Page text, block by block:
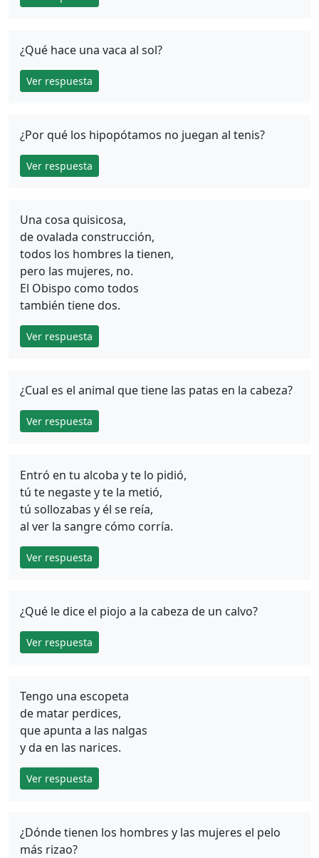
¿Qué hace una vaca al sol?
Ver respuesta
¿Por qué los hipopótamos no juegan al tenis?
Ver respuesta
Una cosa quisicosa,
de ovalada construcción,
todos los hombres la tienen,
pero las mujeres, no.
El Obispo como todos
también tiene dos.
Ver respuesta
¿Cual es el animal que tiene las patas en la cabeza?
Ver respuesta
Entró en tu alcoba y te lo pidió,
tú te negaste y te la metió,
tú sollozabas y él se reía,
al ver la sangre cómo corría.
Ver respuesta
¿Qué le dice el piojo a la cabeza de un calvo?
Ver respuesta
Tengo una escopeta
de matar perdices,
que apunta a las nalgas
y da en las narices.
Ver respuesta
¿Dónde tienen los hombres y las mujeres el pelo
más rizao?